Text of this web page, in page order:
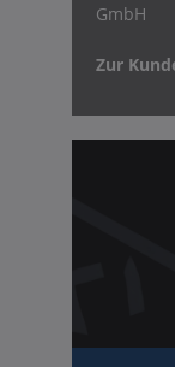
GmbH
Zur